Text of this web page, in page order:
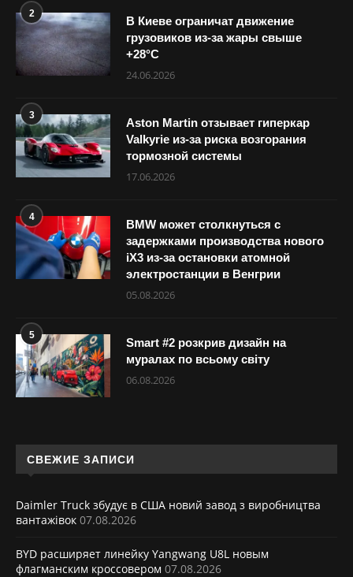
2
В Киеве ограничат движение
грузовиков из-за жары свыше
+28°С
24.06.2026
3
Aston Martin отзывает гиперкар
Valkyrie из-за риска возгорания
тормозной системы
17.06.2026
4
BMW может столкнуться с
задержками производства нового
iX3 из-за остановки атомной
электростанции в Венгрии
05.08.2026
5
Smart #2 розкрив дизайн на
муралах по всьому світу
06.08.2026
СВЕЖИЕ ЗАПИСИ
Daimler Truck збудує в США новий завод з виробництва
вантажівок 07.08.2026
BYD расширяет линейку Yangwang U8L новым
флагманским кроссовером 07.08.2026